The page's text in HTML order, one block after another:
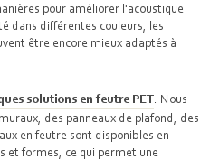
pour améliorer l'acoustique
dans différentes couleurs, les
être encore mieux adaptés à
solutions en feutre PET . Nous
des panneaux de plafond, des
en feutre sont disponibles en
et formes, ce qui permet une